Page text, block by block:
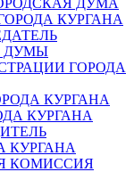
ДУМА
КУРГАНА
ДУМЫ
ГОРОДА
КУРГАНА
КУРГАНА
КУРГАНА
КОМИССИЯ